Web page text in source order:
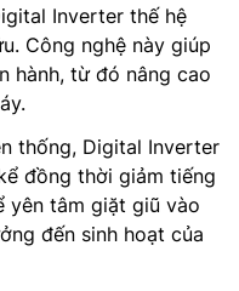
Inverter thế hệ
Công nghệ này giúp
hành, từ đó nâng cao
thống, Digital Inverter
đồng thời giảm tiếng
yên tâm giặt giũ vào
đến sinh hoạt của